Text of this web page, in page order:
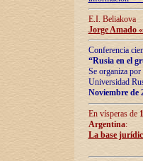
E.I. Beliakova
Jorge Amado
Conferencia
“Rusia en el
Se organiza
Universidad
Noviembre de
En vísperas de
Argentina:
La base